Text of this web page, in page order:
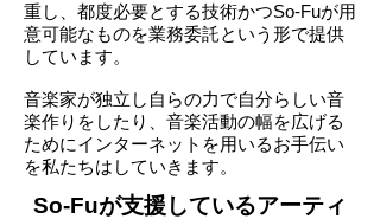
重し、都度必要とする技術かつSo-Fuが用
意可能なものを業務委託という形で提供
しています。
音楽家が独立し自らの力で自分らしい音
楽作りをしたり、音楽活動の幅を広げる
ためにインターネットを用いるお手伝い
を私たちはしていきます。
So-Fuが支援しているアーティ